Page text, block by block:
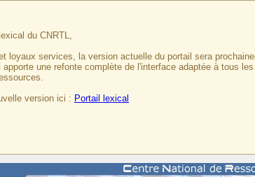
du CNRTL,
loyaux services, la version actuelle du portail sera
apporte une refonte complète de l'interface adaptée à tous
version ici : Portail lexical